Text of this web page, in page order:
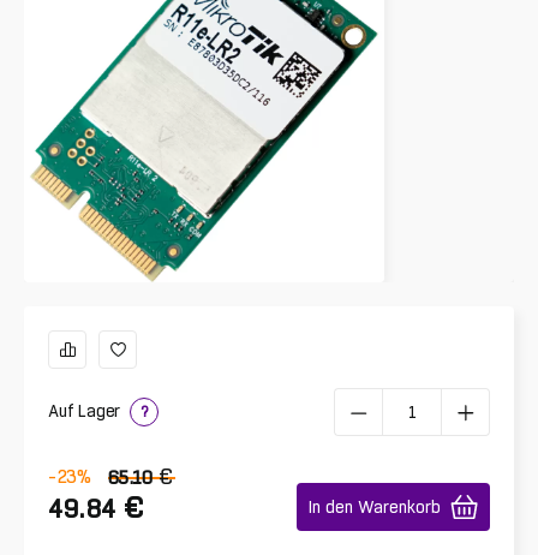
Auf Lager ?
-23% 65.10 €
49.84 € In den Warenkorb